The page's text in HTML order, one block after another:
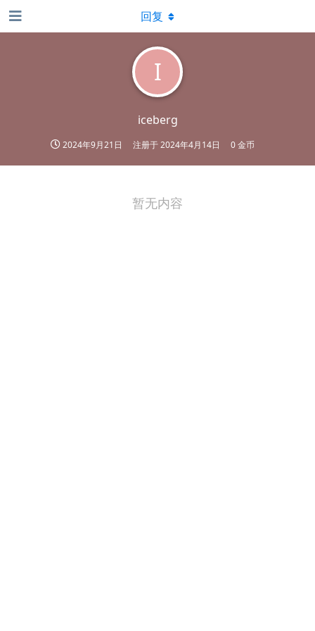
I
iceberg
2024年9月21日 注册于2024年4月14日 0 金币
回复
暂无内容